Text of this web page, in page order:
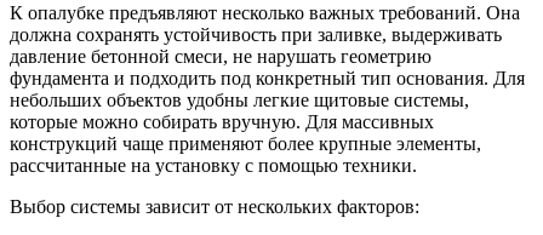
К опалубке предъявляют несколько важных требований. Она
должна сохранять устойчивость при заливке, выдерживать
давление бетонной смеси, не нарушать геометрию
фундамента и подходить под конкретный тип основания. Для
небольших объектов удобны легкие щитовые системы,
которые можно собирать вручную. Для массивных
конструкций чаще применяют более крупные элементы,
рассчитанные на установку с помощью техники.
Выбор системы зависит от нескольких факторов: